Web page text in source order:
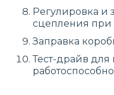
Регулировка и
сцепления при
Заправка
Тест-драйв для